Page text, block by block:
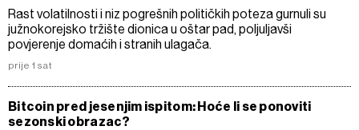
Rast volatilnosti i niz pogrešnih političkih poteza gurnuli su
južnokorejsko tržište dionica u oštar pad, poljuljavši
povjerenje domaćih i stranih ulagača.
prije 1 sat
Bitcoin pred jesenjim ispitom: Hoće li se ponoviti
sezonski obrazac?